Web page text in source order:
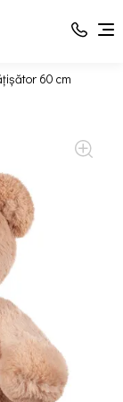
60 сm